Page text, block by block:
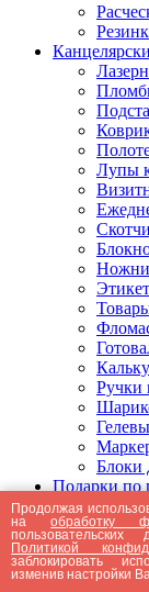
Лупы
Скотчи
Ручки
Блоки
Подарки по
Продолжая
наобработку
Политикой
заблокировать
изменив настройки